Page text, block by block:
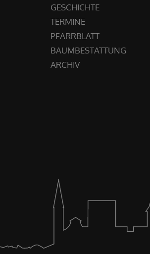
GESCHICHTE
TERMINE
PFARRBLATT
BAUMBESTATTUNG
ARCHIV